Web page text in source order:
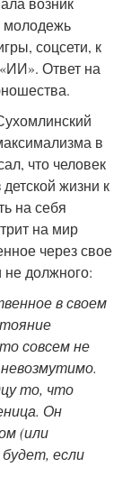
молодежь
соцсети, к
Ответ на
в
что человек
жизни к
на себя
на мир
через свое
должного:
в своем
совсем не
то, что
Он
(или
если